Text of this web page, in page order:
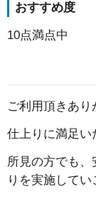
おすすめ度
10点満点中
ご利用頂きあり
仕上りに満足い
所見の方でも、
りを実施してい